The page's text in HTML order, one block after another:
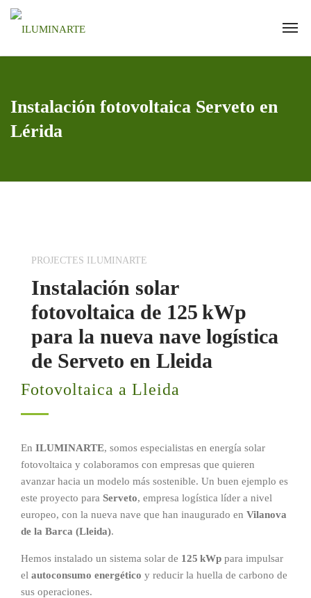
Instalación fotovoltaica Serveto en
Lérida
PROJECTES ILUMINARTE
Instalación solar
fotovoltaica de 125 kWp
para la nueva nave logística
de Serveto en Lleida
Fotovoltaica a Lleida
En ILUMINARTE, somos especialistas en energía solar
fotovoltaica y colaboramos con empresas que quieren
avanzar hacia un modelo más sostenible. Un buen ejemplo es
este proyecto para Serveto, empresa logística líder a nivel
europeo, con la nueva nave que han inaugurado en Vilanova
de la Barca (Lleida).
Hemos instalado un sistema solar de 125 kWp para impulsar
el autoconsumo energético y reducir la huella de carbono de
sus operaciones.